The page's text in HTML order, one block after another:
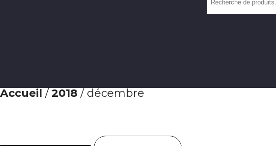
pour :
Accueil /2018 / décembre